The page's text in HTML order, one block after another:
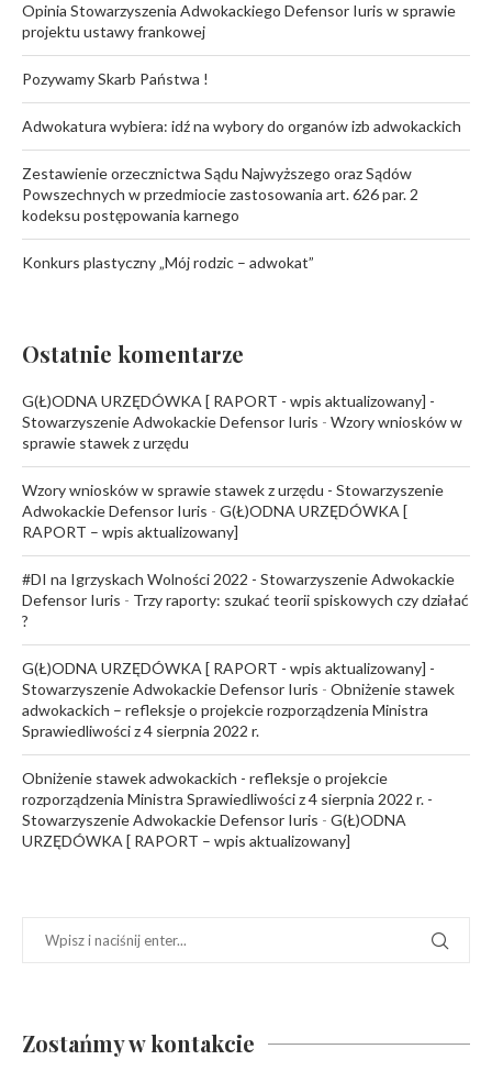
Opinia Stowarzyszenia Adwokackiego Defensor Iuris w sprawie
projektu ustawy frankowej
Pozywamy Skarb Państwa !
Adwokatura wybiera: idź na wybory do organów izb adwokackich
Zestawienie orzecznictwa Sądu Najwyższego oraz Sądów
Powszechnych w przedmiocie zastosowania art. 626 par. 2
kodeksu postępowania karnego
Konkurs plastyczny „Mój rodzic – adwokat”
Ostatnie komentarze
G(Ł)ODNA URZĘDÓWKA [ RAPORT - wpis aktualizowany] -
Stowarzyszenie Adwokackie Defensor Iuris - Wzory wniosków w
sprawie stawek z urzędu
Wzory wniosków w sprawie stawek z urzędu - Stowarzyszenie
Adwokackie Defensor Iuris - G(Ł)ODNA URZĘDÓWKA [
RAPORT – wpis aktualizowany]
#DI na Igrzyskach Wolności 2022 - Stowarzyszenie Adwokackie
Defensor Iuris - Trzy raporty: szukać teorii spiskowych czy działać
?
G(Ł)ODNA URZĘDÓWKA [ RAPORT - wpis aktualizowany] -
Stowarzyszenie Adwokackie Defensor Iuris - Obniżenie stawek
adwokackich – refleksje o projekcie rozporządzenia Ministra
Sprawiedliwości z 4 sierpnia 2022 r.
Obniżenie stawek adwokackich - refleksje o projekcie
rozporządzenia Ministra Sprawiedliwości z 4 sierpnia 2022 r. -
Stowarzyszenie Adwokackie Defensor Iuris - G(Ł)ODNA
URZĘDÓWKA [ RAPORT – wpis aktualizowany]
Zostańmy w kontakcie